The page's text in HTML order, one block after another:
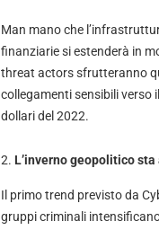
Man mano che
finanziarie si estenderà in
threat actors sfrutteranno
collegamenti sensibili verso
dollari del 2022.
L’inverno geopolitico
Il primo trend previsto da
gruppi criminali